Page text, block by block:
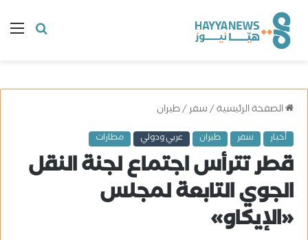
البحث
الصفحة الرئيسية/سفر/طيران
أخبار سفر طيران عربي ودولي مطارات
قطر تترأس اجتماع لجنة النقل
الجوي التابعة لمجلس
«الإيكاو»